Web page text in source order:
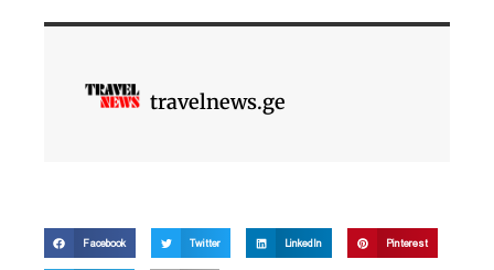
travelnews.ge
Facebook Twitter LinkedIn Pinterest